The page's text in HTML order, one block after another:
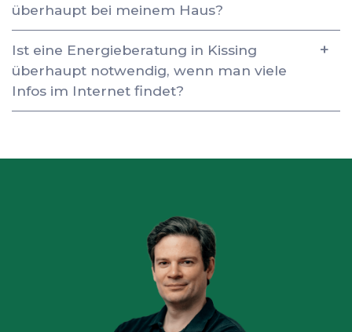
überhaupt bei meinem Haus?
Ist eine Energieberatung in Kissing
überhaupt notwendig, wenn man viele
Infos im Internet findet?